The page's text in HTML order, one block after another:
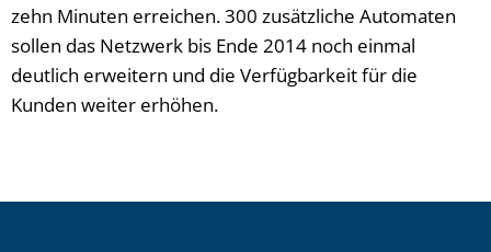
zehn Minuten erreichen. 300 zusätzliche Automaten
sollen das Netzwerk bis Ende 2014 noch einmal
deutlich erweitern und die Verfügbarkeit für die
Kunden weiter erhöhen.